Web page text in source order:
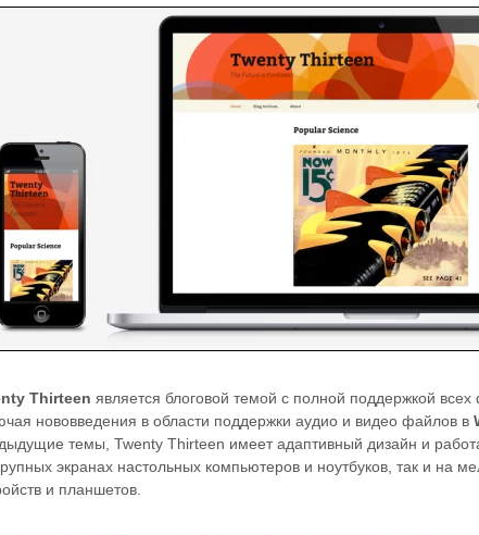
Thirteen является блоговой темой с полной поддержкой
нововведения в области поддержки аудио и видео файлов в
темы, Twenty Thirteen имеет адаптивный дизайн и
экранах настольных компьютеров и ноутбуков, так и на
и планшетов.